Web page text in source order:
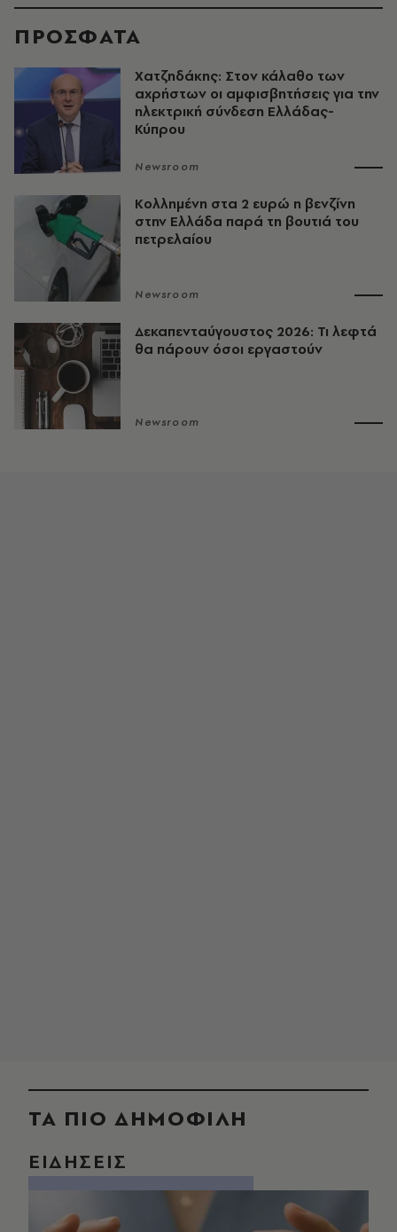
ΠΡΟΣΦΑΤΑ
Χατζηδάκης: Στον κάλαθο των
αχρήστων οι αμφισβητήσεις για την
ηλεκτρική σύνδεση Ελλάδας-
Κύπρου
Newsroom
Κολλημένη στα 2 ευρώ η βενζίνη
στην Ελλάδα παρά τη βουτιά του
πετρελαίου
Newsroom
Δεκαπενταύγουστος 2026: Τι λεφτά
θα πάρουν όσοι εργαστούν
Newsroom
ΤΑ ΠΙΟ ΔΗΜΟΦΙΛΗ
ΕΙΔΗΣΕΙΣ